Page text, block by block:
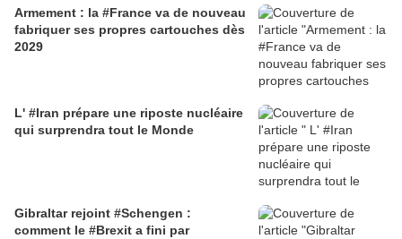
Armement : la #France va de nouveau
fabriquer ses propres cartouches dès
2029
L' #Iran prépare une riposte nucléaire
qui surprendra tout le Monde
Gibraltar rejoint #Schengen :
comment le #Brexit a fini par